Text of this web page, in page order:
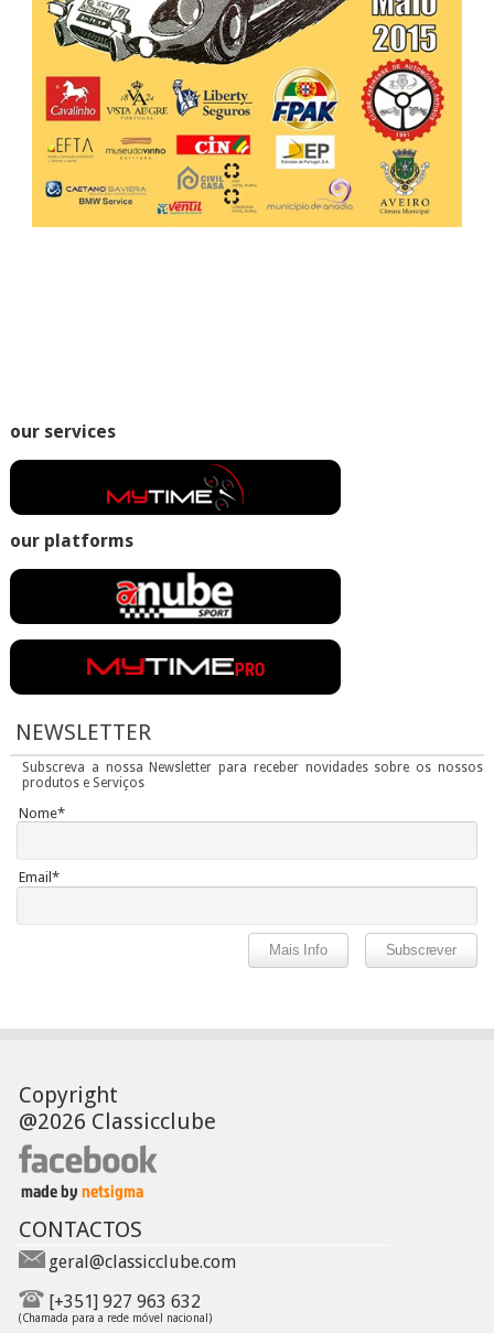
our services
our platforms
NEWSLETTER
Subscreva a nossa Newsletter para receber novidades sobre os nossos
produtos e Serviços
Nome*
Email*
Copyright
@2026 Classicclube
CONTACTOS
geral@classicclube.com
[+351] 927 963 632
(Chamada para a rede móvel nacional)